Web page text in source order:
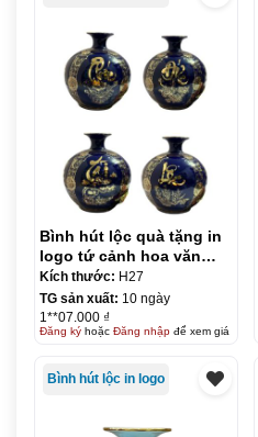
Bình hút lộc quà tặng in
logo tứ cảnh hoa văn
vàng kim 27cm KQ-
BHL09
Kích thước: H27
TG sản xuất: 10 ngày
1**07.000 ₫
Đăng kýhoặc Đăng nhậpđể xem giá
Bình hút lộc in logo